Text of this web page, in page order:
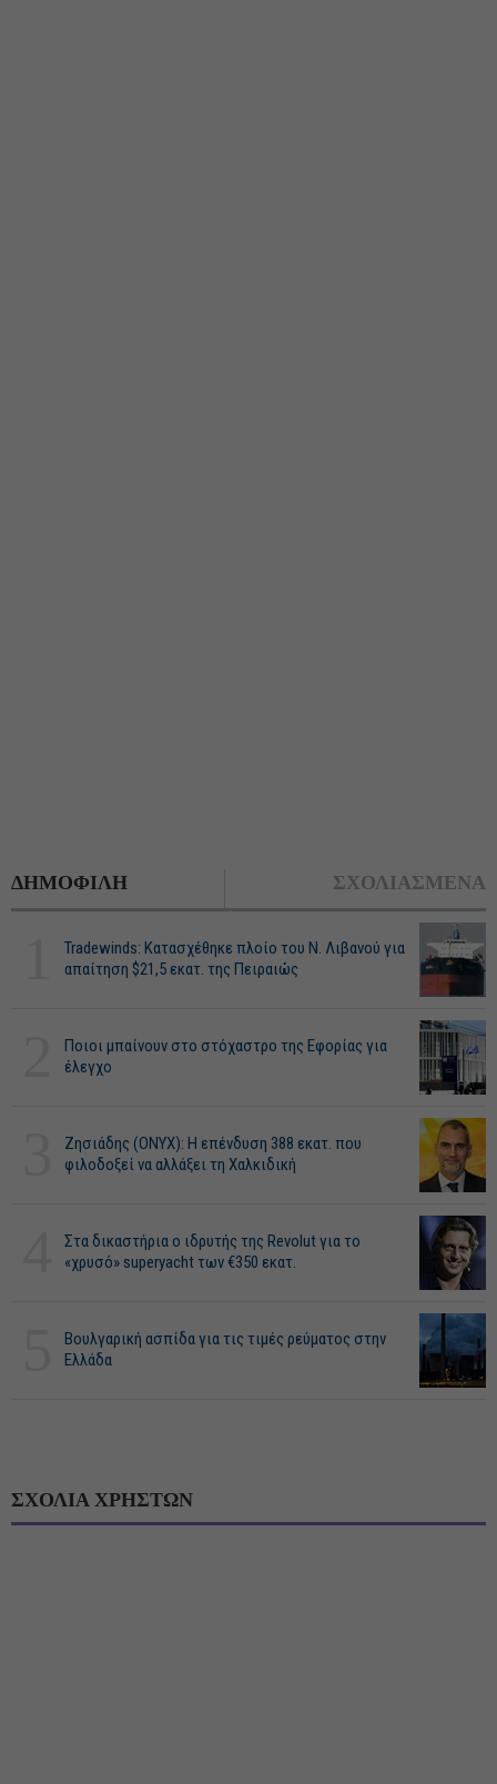
ΔΗΜΟΦΙΛΗ ΣΧΟΛΙΑΣΜΕΝΑ
Tradewinds: Κατασχέθηκε πλοίο του Ν. Λιβανού για
απαίτηση $21,5 εκατ. της Πειραιώς
Ποιοι μπαίνουν στο στόχαστρο της Εφορίας για
έλεγχο
Ζησιάδης (ONYX): Η επένδυση 388 εκατ. που
φιλοδοξεί να αλλάξει τη Χαλκιδική
Στα δικαστήρια ο ιδρυτής της Revolut για το
«χρυσό» superyacht των €350 εκατ.
Βουλγαρική ασπίδα για τις τιμές ρεύματος στην
Ελλάδα
ΣΧΟΛΙΑ ΧΡΗΣΤΩΝ